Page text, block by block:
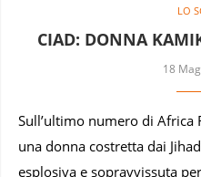
LO
CIAD: DONNA
18
Sull’ultimo numero di Africa
una donna costretta dai
esplosiva e sopravvissuta